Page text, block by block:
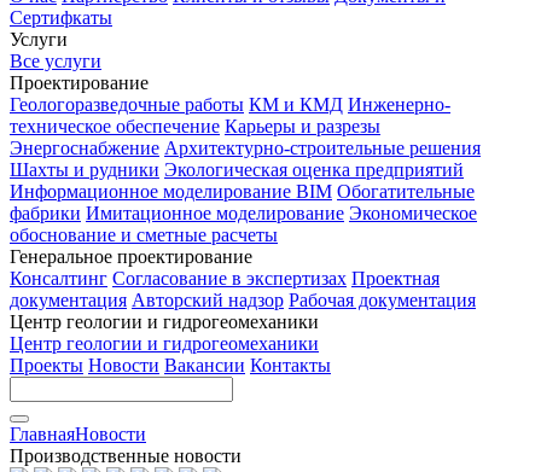
Сертифкаты
Услуги
Все услуги
Проектирование
Геологоразведочные работы КМ и КМД Инженерно-
техническое обеспечение Карьеры и разрезы
Энергоснабжение Архитектурно-строительные решения
Шахты и рудники Экологическая оценка предприятий
Информационное моделирование BIM Обогатительные
фабрики Имитационное моделирование Экономическое
обоснование и сметные расчеты
Генеральное проектирование
Консалтинг Согласование в экспертизах Проектная
документация Авторский надзор Рабочая документация
Центр геологии и гидрогеомеханики
Центр геологии и гидрогеомеханики
Проекты Новости Вакансии Контакты
ГлавнаяНовости
Производственные новости